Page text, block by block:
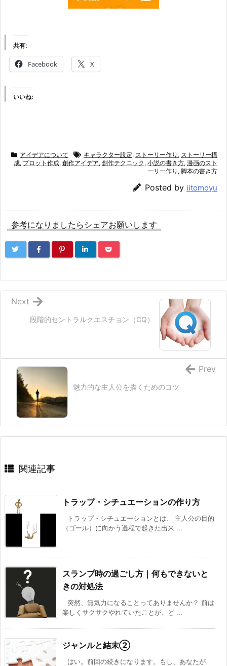
共有:
Facebook X
いいね:
アイデアについて キャラクター設定, ストーリー作り , ストーリー構
成, プロット作成, 創作アイデア, 創作テクニック , 小説の書き方, 漫画のスト
ーリー作り , 脚本の書き方
Posted by iitomoyu
参考になりましたらシェアお願いします
段階的セントラルクエスチョン（CQ）
Next
魅力的な主人公を描くためのコツ
Prev
関連記事
トラップ・シチュエーションの作り方
トラップ・シチュエーションとは、 主人公の目的
（ゴール）に向かう過程で起きた出来 ...
スランプ時の過ごし方｜何もできないと
きの対処法
突然、無気力になることってありませんか？ 前は
楽しくサクサクやれていたことが、ど ...
ジャンルと結末②
はい。前回の続きになります。もし、あなたが